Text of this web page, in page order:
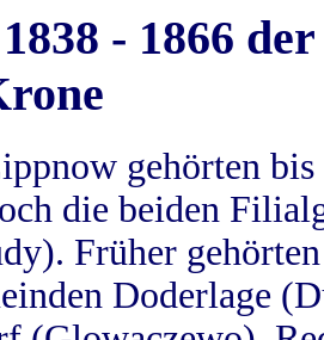
- 1866
gehörten
die beiden
Früher
Doderlage